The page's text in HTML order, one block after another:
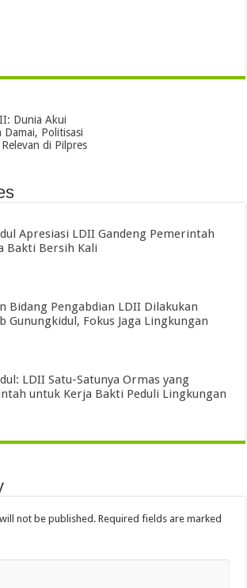
Dunia Akui
Politisasi
di Pilpres
Apresiasi LDII Gandeng Pemerintah
Bakti Bersih Kali
Bidang Pengabdian LDII Dilakukan
Gunungkidul, Fokus Jaga Lingkungan
LDII Satu-Satunya Ormas yang
untuk Kerja Bakti Peduli Lingkungan
not be published. Required fields are marked